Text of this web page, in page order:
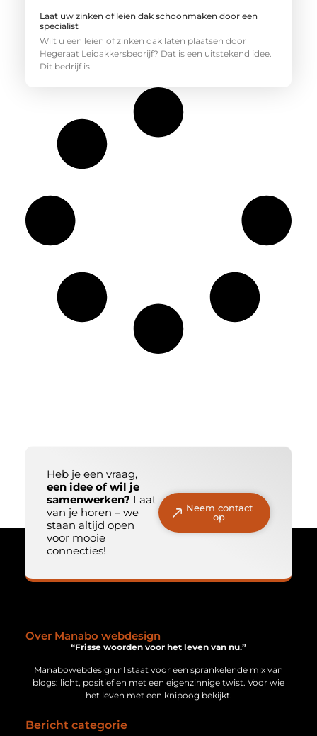
Laat uw zinken of leien dak schoonmaken door een
specialist
Wilt u een leien of zinken dak laten plaatsen door
Hegeraat Leidakkersbedrijf? Dat is een uitstekend idee.
Dit bedrijf is
Heb je een vraag,
een idee of wil je
samenwerken? Laat
van je horen – we
staan altijd open
voor mooie
connecties!
Neem contact
op
Over Manabo webdesign
“Frisse woorden voor het leven van nu.”
Manabowebdesign.nl staat voor een sprankelende mix van
blogs: licht, positief en met een eigenzinnige twist. Voor wie
het leven met een knipoog bekijkt.
Bericht categorie